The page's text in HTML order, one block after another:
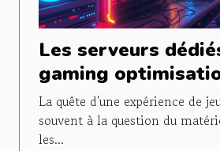
Les serveurs
gaming
pour une
inégalée
La quête d'une expérience de
souvent à la question du
les...